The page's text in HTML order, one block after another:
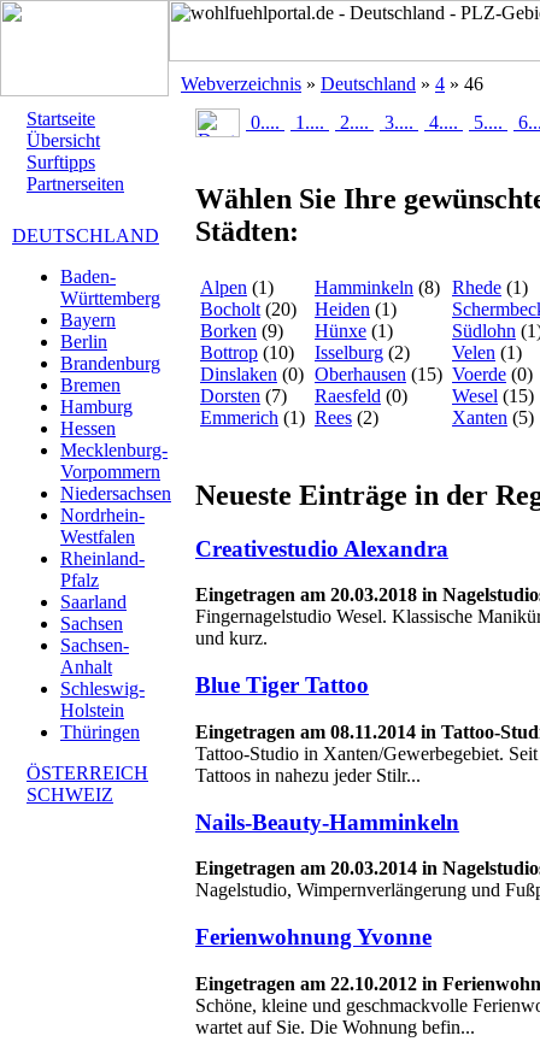
Webverzeichnis » Deutschland » 4 » 46
Startseite
Übersicht
Surftipps
Partnerseiten
DEUTSCHLAND
Baden-
Württemberg
Bayern
Berlin
Brandenburg
Bremen
Hamburg
Hessen
Mecklenburg-
Vorpommern
Niedersachsen
Nordrhein-
Westfalen
Rheinland-
Pfalz
Saarland
Sachsen
Sachsen-
Anhalt
Schleswig-
Holstein
Thüringen
ÖSTERREICH
SCHWEIZ
0.... 1.... 2.... 3.... 4.... 5....
Wählen Sie Ihre
Städten:
Alpen (1)
Bocholt (20)
Borken (9)
Bottrop (10)
Dinslaken (0)
Dorsten (7)
Emmerich (1)
Hamminkeln (8)
Heiden (1)
Hünxe (1)
Isselburg (2)
Oberhausen (15)
Raesfeld (0)
Rees (2)
Rhede (1)
Südlohn
Velen (1)
Voerde (0)
Wesel (15)
Xanten (5)
Neueste Einträge in der
Creativestudio Alexandra
Eingetragen am 20.03.2018 in
Fingernagelstudio Wesel. Klassische
und kurz.
Blue Tiger Tattoo
Eingetragen am 08.11.2014 in Tattoo-
Tattoo-Studio in Xanten/Gewerbegebiet.
Tattoos in nahezu jeder Stilr...
Nails-Beauty-Hamminkeln
Eingetragen am 20.03.2014 in
Nagelstudio, Wimpernverlängerung und
Ferienwohnung Yvonne
Eingetragen am 22.10.2012 in
Schöne, kleine und geschmackvolle
wartet auf Sie. Die Wohnung befin...